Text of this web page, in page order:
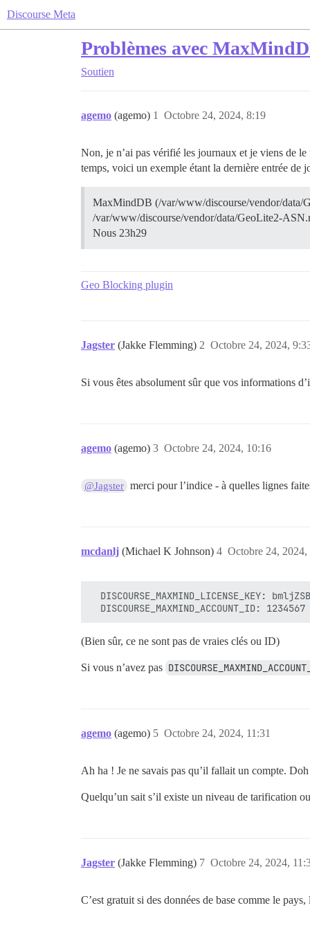
Discourse Meta
Problèmes avec
Soutien
agemo (agemo) Octobre 24, 2024, 8:19
1
Non, je n’ai pas vérifié les journaux et je viens de
temps, voici un exemple étant la dernière entrée de
MaxMindDB (/var/www/discourse/vendor/data/
/var/www/discourse/vendor/data/GeoLite2-
Nous 23h29
Geo Blocking plugin
Jagster (Jakke Flemming) Octobre 24, 2024,
2
Si vous êtes absolument sûr que vos informations
agemo (agemo) Octobre 24, 2024, 10:16
3
@Jagster merci pour l’indice - à quelles lignes
mcdanlj (Michael K Johnson) Octobre 24, 2024,
4
DISCOURSE_MAXMIND_LICENSE_KEY:
(Bien sûr, ce ne sont pas de vraies clés ou ID)
Si vous n’avez pas
agemo (agemo) Octobre 24, 2024, 11:31
5
Ah ha ! Je ne savais pas qu’il fallait un compte.
Quelqu’un sait s’il existe un niveau de tarification
Jagster (Jakke Flemming) Octobre 24, 2024,
7
C’est gratuit si des données de base comme le